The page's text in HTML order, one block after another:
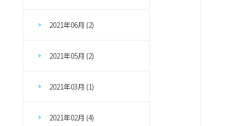
2021年06月 (2)
2021年05月 (2)
2021年03月 (1)
2021年02月 (4)